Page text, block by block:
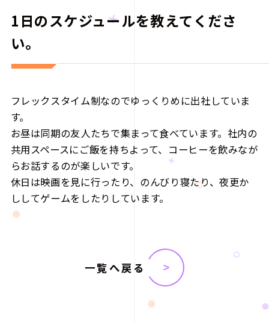
1日のスケジュールを教えてくださ
い。
フレックスタイム制なのでゆっくりめに出社していま
す。
お昼は同期の友人たちで集まって食べています。社内の
共用スペースにご飯を持ちよって、コーヒーを飲みなが
らお話するのが楽しいです。
休日は映画を見に行ったり、のんびり寝たり、夜更か
ししてゲームをしたりしています。
一覧へ戻る